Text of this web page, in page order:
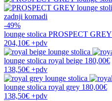
zadnji komadi
-49%
lounge stolica PROSPECT GREY
204,10€ +pdv
lounge stolica royal beige 180,00€
138,50€ +pdv
lounge stolica royal grey 180,00€
138,50€ +pdv